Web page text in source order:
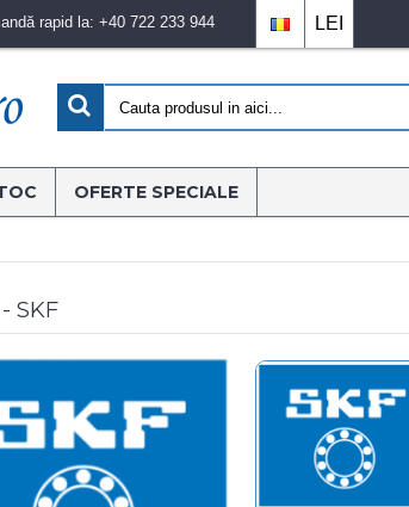
rapid la: +40 722 233 944 LEI
OFERTE SPECIALE
SKF